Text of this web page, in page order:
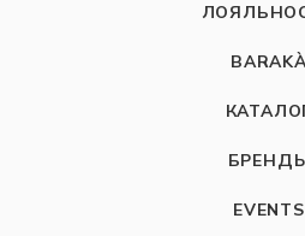
BARAKÀ
EVENTS